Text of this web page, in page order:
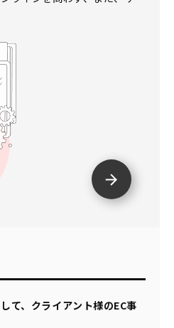
、どちらのお客様にも対
て、クライアント様のEC事